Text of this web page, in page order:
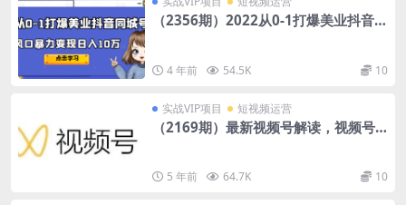
（2356期）2022从0-1打爆美业抖音同
4 年前 54.5K 10
实战VIP项目 短视频运营
（2169期）最新视频号解读，视频号
5 年前 64.7K 10